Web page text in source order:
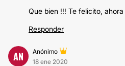
Que bien !!! Te felicito,
Responder
AN
Anónimo
18 ene 2020